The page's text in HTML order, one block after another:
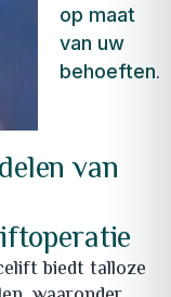
op maat
van uw
behoeften.
van
biedt talloze